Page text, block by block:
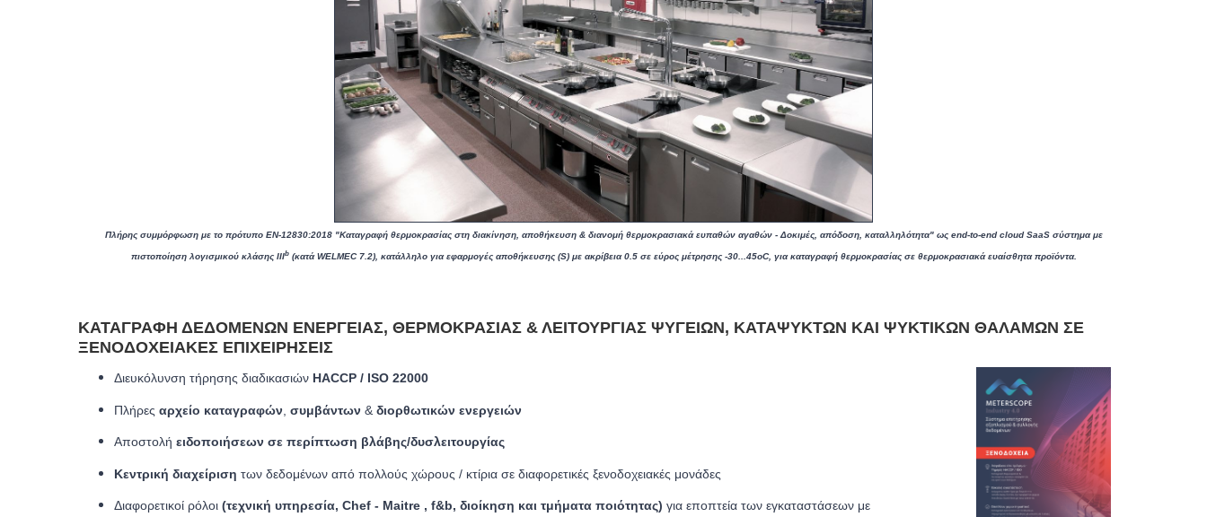
Πλήρης συμμόρφωση με το πρότυπο EN-12830:2018 "Καταγραφή θερμοκρασίας στη διακίνηση, αποθήκευση & διανομή θερμοκρασιακά ευπαθών αγαθών - Δοκιμές, απόδοση, καταλληλότητα" ως end-to-end cloud SaaS σύστημα με
πιστοποίηση λογισμικού κλάσης IIIb(κατά WELMEC 7.2), κατάλληλο για εφαρμογές αποθήκευσης (S) με ακρίβεια 0.5 σε εύρος μέτρησης -30...45oC, για καταγραφή θερμοκρασίας σε θερμοκρασιακά ευαίσθητα προϊόντα.
ΚΑΤΑΓΡΑΦΉ ΔΕΔΟΜΈΝΩΝ ΕΝΈΡΓΕΙΑΣ, ΘΕΡΜΟΚΡΑΣΊΑΣ & ΛΕΙΤΟΥΡΓΊΑΣ ΨΥΓΕΊΩΝ, ΚΑΤΑΨΥΚΤΏΝ ΚΑΙ ΨΥΚΤΙΚΏΝ ΘΑΛΆΜΩΝ ΣΕ
ΞΕΝΟΔΟΧΕΙΑΚΈΣ ΕΠΙΧΕΙΡΉΣΕΙΣ
Διευκόλυνση τήρησης διαδικασιών HACCP / ISO 22000
Πλήρες αρχείο καταγραφών συμβάντων & διορθωτικών ενεργειών
Αποστολή ειδοποιήσεων σε περίπτωση βλάβης/δυσλειτουργίας
Κεντρική διαχείριση των δεδομένων από πολλούς χώρους / κτίρια σε διαφορετικές ξενοδοχειακές μονάδες
Διαφορετικοί ρόλοι (τεχνική υπηρεσία, Chef - Maitre , f&b, διοίκηση και τμήματα ποιότητας) για εποπτεία των εγκαταστάσεων με